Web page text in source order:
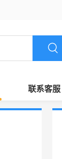
联系客服